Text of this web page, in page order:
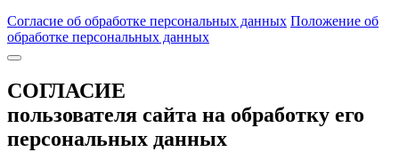
Согласие об обработке персональных данных Положение об
обработке персональных данных
СОГЛАСИЕ
пользователя сайта на обработку его
персональных данных